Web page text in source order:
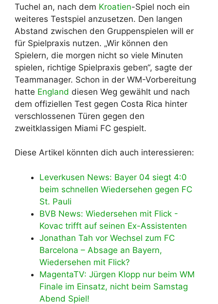
Tuchel an, nach dem Kroatien-Spiel noch ein
weiteres Testspiel anzusetzen. Den langen
Abstand zwischen den Gruppenspielen will er
für Spielpraxis nutzen. „Wir können den
Spielern, die morgen nicht so viele Minuten
spielen, richtige Spielpraxis geben“, sagte der
Teammanager. Schon in der WM-Vorbereitung
hatte England diesen Weg gewählt und nach
dem offiziellen Test gegen Costa Rica hinter
verschlossenen Türen gegen den
zweitklassigen Miami FC gespielt.
Diese Artikel könnten dich auch interessieren:
Leverkusen News: Bayer 04 siegt 4:0
beim schnellen Wiedersehen gegen FC
St. Pauli
BVB News: Wiedersehen mit Flick -
Kovac trifft auf seinen Ex-Assistenten
Jonathan Tah vor Wechsel zum FC
Barcelona – Absage an Bayern,
Wiedersehen mit Flick?
MagentaTV: Jürgen Klopp nur beim WM
Finale im Einsatz, nicht beim Samstag
Abend Spiel!